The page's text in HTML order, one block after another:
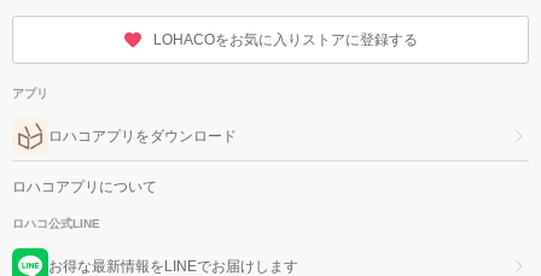
LOHACOをお気に入りストアに登録する
アプリ
ロハコアプリをダウンロード
ロハコアプリについて
ロハコ公式LINE
お得な最新情報をLINEでお届けします